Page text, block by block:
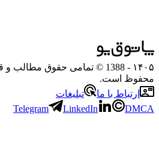
۱۴۰۵
- 1388 © تمامی حقوق مطالب
محفوظ است.
ارتباط با ما
تبلیغات
Telegram
LinkedIn DMCA